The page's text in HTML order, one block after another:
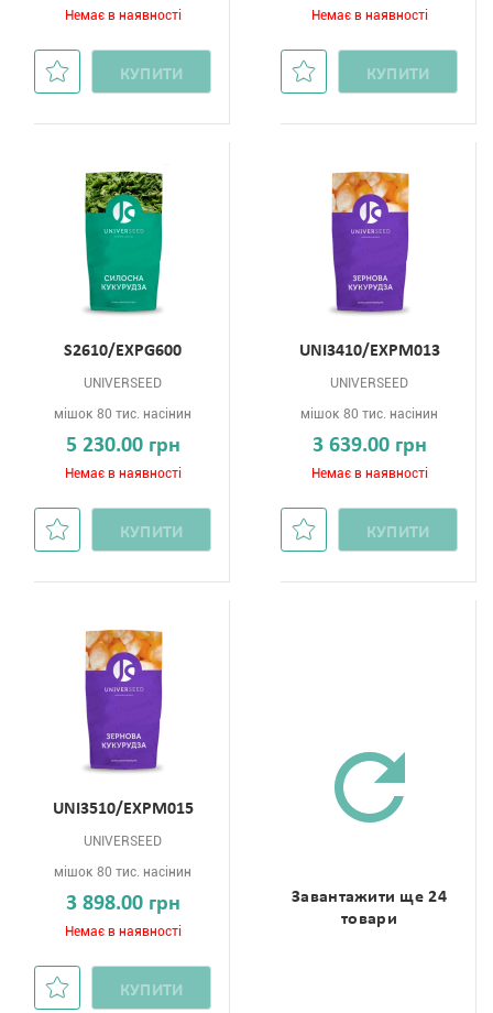
Немає в наявності
КУПИТИ
Немає в наявності
КУПИТИ
S2610/EXPG600
UNIVERSEED
мішок 80 тис. насінин
5 230.00 грн
Немає в наявності
КУПИТИ
UNI3410/ЕХРМ013
UNIVERSEED
мішок 80 тис. насінин
3 639.00 грн
Немає в наявності
КУПИТИ
UNI3510/ЕХРМ015
UNIVERSEED
мішок 80 тис. насінин
3 898.00 грн
Немає в наявності
КУПИТИ
Завантажити ще 24
товари